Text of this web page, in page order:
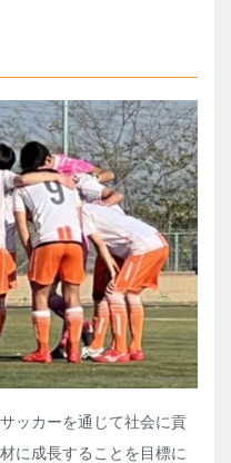
ッカーを通じて社会に貢
に成長することを目標に